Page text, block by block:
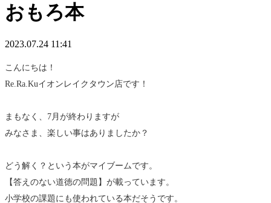
おもろ本
2023.07.24 11:41
こんにちは！
Re.Ra.Kuイオンレイクタウン店です！
まもなく、7月が終わりますが
みなさま、楽しい事はありましたか？
どう解く？という本がマイブームです。
【答えのない道徳の問題】が載っています。
小学校の課題にも使われている本だそうです。